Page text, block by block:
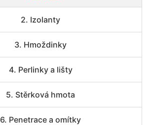
2. Izolanty
3. Hmoždinky
4. Perlinky a lišty
5. Stěrková hmota
6. Penetrace a omítky